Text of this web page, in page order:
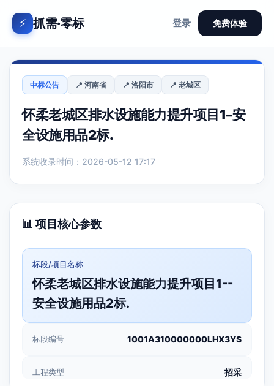
⚡ 抓需·零标 登录 免费体验
中标公告 📍 河南省 📍 洛阳市 📍 老城区
怀柔老城区排水设施能力提升项目1–安
全设施用品2标.
系统收录时间：2026-05-12 17:17
📊 项目核心参数
标段/项目名称
怀柔老城区排水设施能力提升项目1--
安全设施用品2标.
标段编号 1001A310000000LHX3YS
工程类型 招采